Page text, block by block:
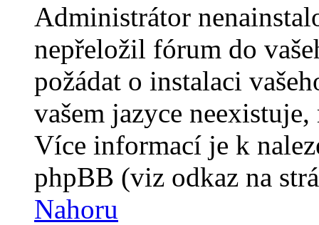
Administrátor
nepřeložil fórum do
požádat o instalaci
vašem jazyce
Více informací je k
phpBB (viz odkaz na
Nahoru